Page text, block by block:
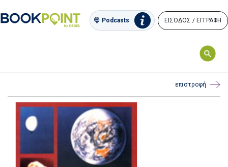
Podcasts ΕΙΣΟΔΟΣ / ΕΓΓΡΑΦΗ
επιστροφή